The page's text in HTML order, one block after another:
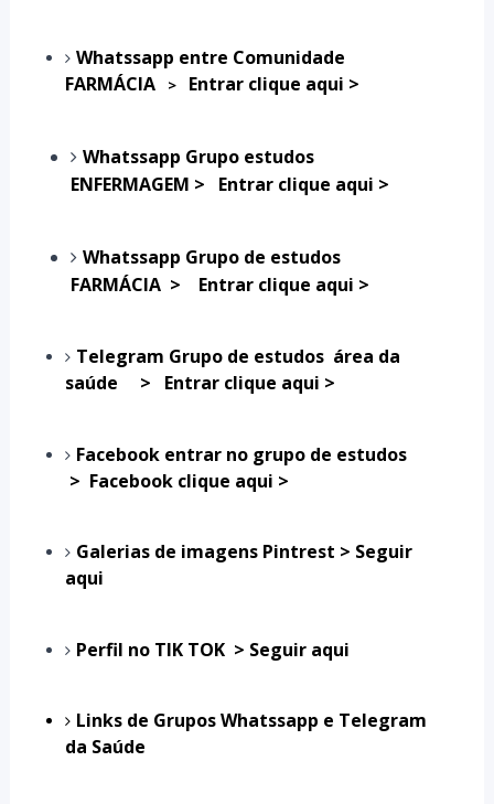
Whatssapp entre Comunidade
FARMÁCIA
> Entrar clique aqui >
Whatssapp Grupo estudos
ENFERMAGEM >
Entrar clique aqui >
Whatssapp Grupo de estudos
FARMÁCIA >
Entrar clique aqui >
Telegram Grupo de estudos área da
saúde >
Entrar clique aqui >
Facebook entrar no grupo de estudos
> Facebook clique aqui >
Galerias de imagens Pintrest > Seguir
aqui
Perfil no TIK TOK > Seguir aqui
Links de Grupos Whatssapp e Telegram
da Saúde